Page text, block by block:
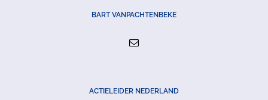
BART VANPACHTENBEKE
ACTIELEIDER NEDERLAND